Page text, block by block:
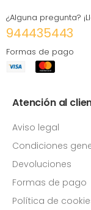
¿Alguna pregunta?
944435443
Formas de pago
Atención al
Aviso legal
Condiciones
Devoluciones
Formas de pago
Política de